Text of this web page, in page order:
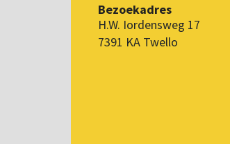
Bezoekadres
H.W. Iordensweg 17
7391 KA Twello